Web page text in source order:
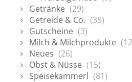
Getränke (29)
Getreide & Co. (35)
Gutscheine (3)
Milch & Milchprodukte
Neues (26)
Obst & Nüsse (15)
Speisekammerl (81)